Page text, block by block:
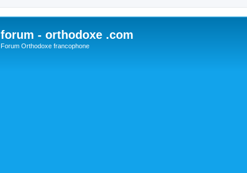
forum - orthodoxe .com
Forum Orthodoxe francophone